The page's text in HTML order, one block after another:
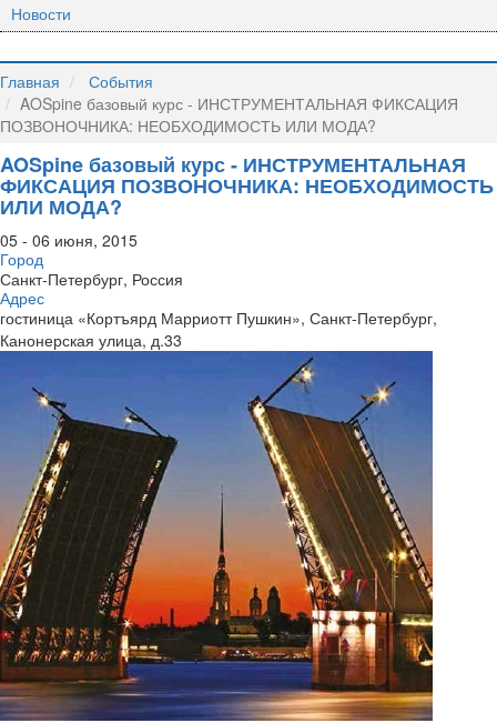
Новости
Главная
События
AOSpine базовый курс - ИНСТРУМЕНТАЛЬНАЯ ФИКСАЦИЯ
ПОЗВОНОЧНИКА: НЕОБХОДИМОСТЬ ИЛИ МОДА?
AOSpine базовый курс - ИНСТРУМЕНТАЛЬНАЯ
ФИКСАЦИЯ ПОЗВОНОЧНИКА: НЕОБХОДИМОСТЬ
ИЛИ МОДА?
05 - 06 июня, 2015
Город
Санкт-Петербург, Россия
Адрес
гостиница «Кортъярд Марриотт Пушкин», Санкт-Петербург,
Канонерская улица, д.33